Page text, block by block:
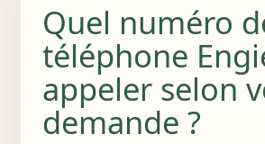
Quel numéro
téléphone
appeler selon
demande ?